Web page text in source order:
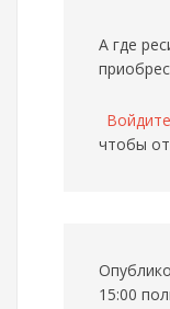
А где
Войдите
чтобы
15:00